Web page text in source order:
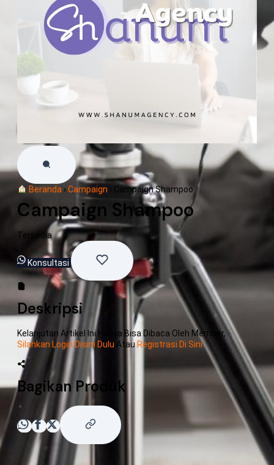
Beranda ›Campaign Campaign Shampoo
Campaign Shampoo
Tersedia
Konsultasi
Deskripsi
Kelanjutan Artikel Ini Hanya Bisa Dibaca Oleh Member,
Silahkan Login Disini Dulu Atau Registrasi Di Sini
Bagikan Produk